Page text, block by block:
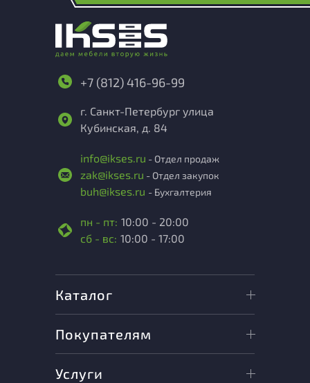
+7 (812) 416-96-99
г. Санкт-Петербург улица
Кубинская, д. 84
info@ikses.ru - Отдел продаж
zak@ikses.ru - Отдел закупок
buh@ikses.ru - Бухгалтерия
пн - пт: 10:00 - 20:00
сб - вс: 10:00 - 17:00
Каталог
Покупателям
Услуги